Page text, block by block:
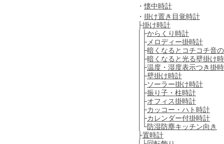
・懐中時計
・ 掛け置き目覚時計
├掛け時計
│├からくり時計
│├ メロディー掛時計
│├暗くなるとコチコチ音
│├暗くなると光る壁掛け
│├温度・湿度表示つき掛
│├壁掛け時計
│├ソーラー掛け時計
│├振り子・柱時計
│├オフィス掛時計
│├カッコー・ハト時計
│├カレンダー付掛時計
│└防湿防塵キッチン向き
├置時計